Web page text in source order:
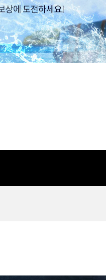
서비스
내정보
보안센터